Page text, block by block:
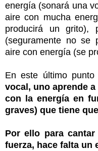
energía (sonará una
aire con mucha
producirá un grito),
(seguramente no se
aire con energía (se
En este último
vocal, uno aprende
con la energía en
graves) que tiene
Por ello para
fuerza, hace falta un